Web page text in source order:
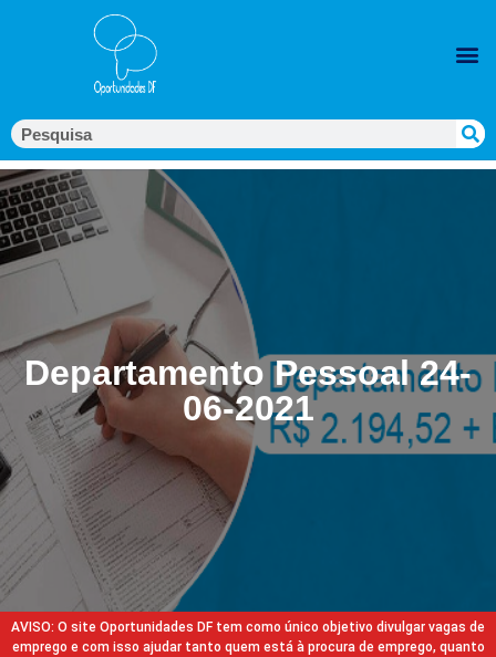
Departamento Pessoal 24-
06-2021
AVISO: O site Oportunidades DF tem como único objetivo divulgar vagas de
emprego e com isso ajudar tanto quem está à procura de emprego, quanto